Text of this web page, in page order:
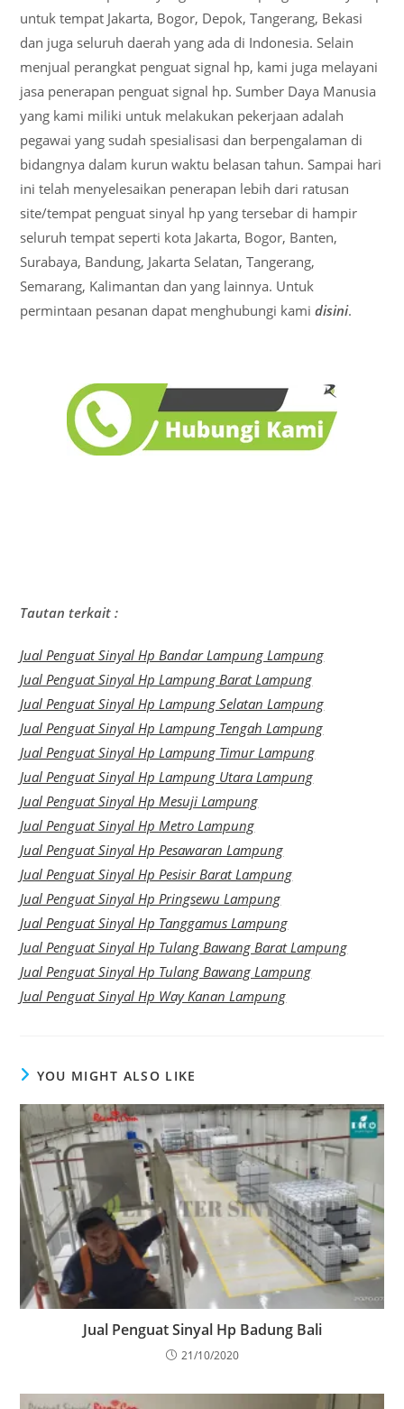
untuk tempat Jakarta, Bogor, Depok, Tangerang, Bekasi
dan juga seluruh daerah yang ada di Indonesia. Selain
menjual perangkat penguat signal hp, kami juga melayani
jasa penerapan penguat signal hp. Sumber Daya Manusia
yang kami miliki untuk melakukan pekerjaan adalah
pegawai yang sudah spesialisasi dan berpengalaman di
bidangnya dalam kurun waktu belasan tahun. Sampai hari
ini telah menyelesaikan penerapan lebih dari ratusan
site/tempat penguat sinyal hp yang tersebar di hampir
seluruh tempat seperti kota Jakarta, Bogor, Banten,
Surabaya, Bandung, Jakarta Selatan, Tangerang,
Semarang, Kalimantan dan yang lainnya. Untuk
permintaan pesanan dapat menghubungi kamidisini.
Tautan terkait :
Jual Penguat Sinyal Hp Bandar Lampung Lampung
Jual Penguat Sinyal Hp Lampung Barat Lampung
Jual Penguat Sinyal Hp Lampung Selatan Lampung
Jual Penguat Sinyal Hp Lampung Tengah Lampung
Jual Penguat Sinyal Hp Lampung Timur Lampung
Jual Penguat Sinyal Hp Lampung Utara Lampung
Jual Penguat Sinyal Hp Mesuji Lampung
Jual Penguat Sinyal Hp Metro Lampung
Jual Penguat Sinyal Hp Pesawaran Lampung
Jual Penguat Sinyal Hp Pesisir Barat Lampung
Jual Penguat Sinyal Hp Pringsewu Lampung
Jual Penguat Sinyal Hp Tanggamus Lampung
Jual Penguat Sinyal Hp Tulang Bawang Barat Lampung
Jual Penguat Sinyal Hp Tulang Bawang Lampung
Jual Penguat Sinyal Hp Way Kanan Lampung
YOU MIGHT ALSO LIKE
Jual Penguat Sinyal Hp Badung Bali
21/10/2020